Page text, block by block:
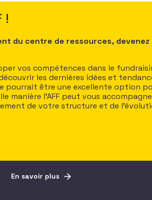
!
du centre de ressources, devenez
vos compétences dans le
les dernières idées et
pourrait être une excellente option
manière l’AFF peut vous
de votre structure et de
En savoir plus